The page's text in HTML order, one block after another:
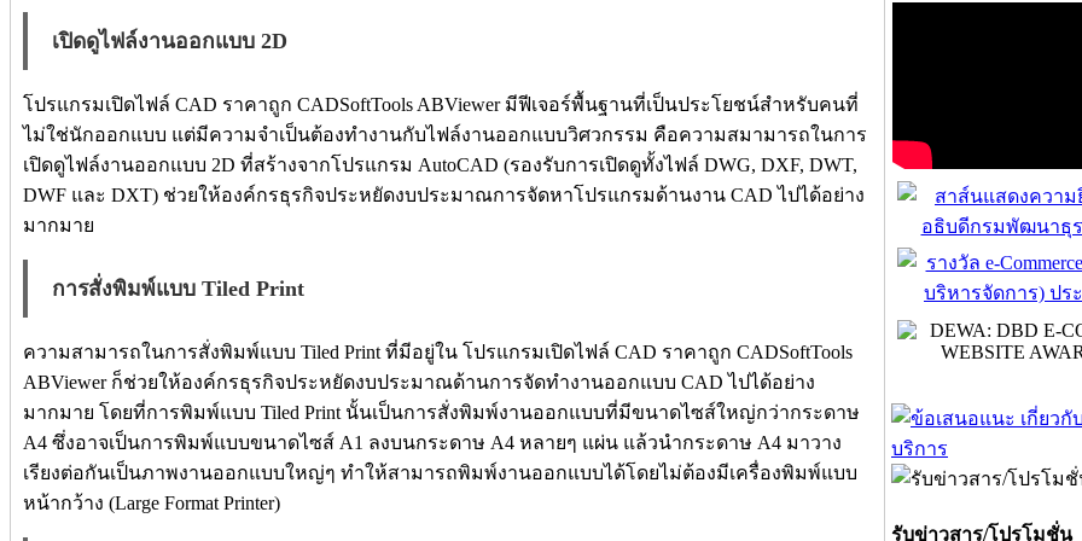
เปิดดูไฟล์งานออกแบบ 2D
โปรแกรมเปิดไฟล์ CAD ราคาถูก CADSoftTools ABViewer มีฟีเจอร์พื้นฐานที่เป็นประโยชน์สำหรับคนที่
ไม่ใช่นักออกแบบ แต่มีความจำเป็นต้องทำงานกับไฟล์งานออกแบบวิศวกรรม คือความสมามารถในการ
เปิดดูไฟล์งานออกแบบ 2D ที่สร้างจากโปรแกรม AutoCAD (รองรับการเปิดดูทั้งไฟล์ DWG, DXF, DWT,
DWF และ DXT) ช่วยให้องค์กรธุรกิจประหยัดงบประมาณการจัดหาโปรแกรมด้านงาน CAD ไปได้อย่าง
มากมาย
การสั่งพิมพ์แบบ Tiled Print
ความสามารถในการสั่งพิมพ์แบบ Tiled Print ที่มีอยู่ใน โปรแกรมเปิดไฟล์ CAD ราคาถูก CADSoftTools
ABViewer ก็ช่วยให้องค์กรธุรกิจประหยัดงบประมาณด้านการจัดทำงานออกแบบ CAD ไปได้อย่าง
มากมาย โดยที่การพิมพ์แบบ Tiled Print นั้นเป็นการสั่งพิมพ์งานออกแบบที่มีขนาดไซส์ใหญ่กว่ากระดาษ
A4 ซึ่งอาจเป็นการพิมพ์แบบขนาดไซส์ A1 ลงบนกระดาษ A4 หลายๆ แผ่น แล้วนำกระดาษ A4 มาวาง
เรียงต่อกันเป็นภาพงานออกแบบใหญ่ๆ ทำให้สามารถพิมพ์งานออกแบบได้โดยไม่ต้องมีเครื่องพิมพ์แบบ
หน้ากว้าง (Large Format Printer)
รับข่าวสาร/โปรโมชั่น